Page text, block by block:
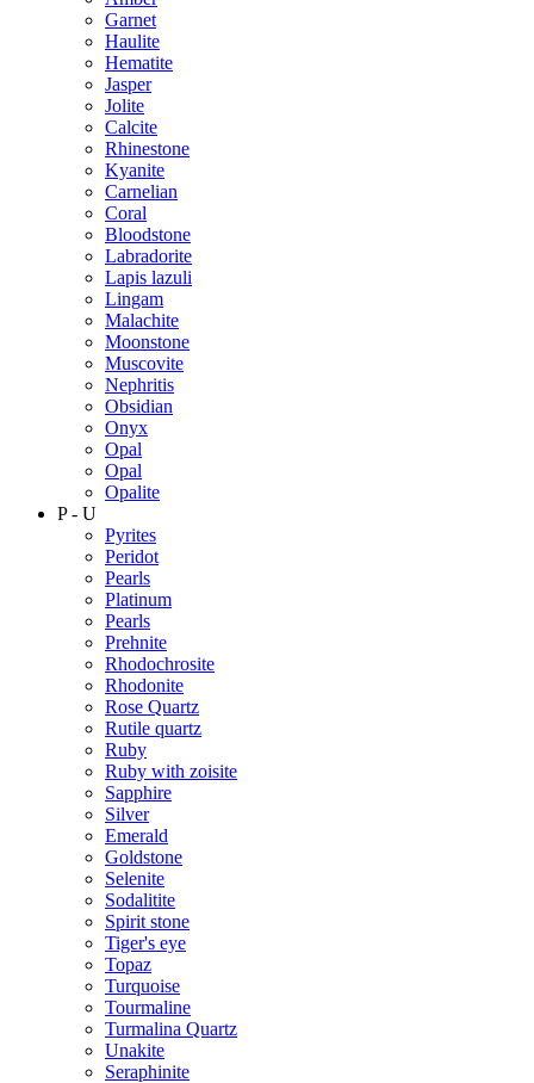
Garnet
Haulite
Hematite
Jasper
Jolite
Calcite
Rhinestone
Kyanite
Carnelian
Coral
Bloodstone
Labradorite
Lapis lazuli
Lingam
Malachite
Moonstone
Muscovite
Nephritis
Obsidian
Onyx
Opal
Opal
Opalite
P - U
Pyrites
Peridot
Pearls
Platinum
Pearls
Prehnite
Rhodochrosite
Rhodonite
Rose Quartz
Rutile quartz
Ruby
Ruby with zoisite
Sapphire
Silver
Emerald
Goldstone
Selenite
Sodalitite
Spirit stone
Tiger's eye
Topaz
Turquoise
Tourmaline
Turmalina Quartz
Unakite
Seraphinite